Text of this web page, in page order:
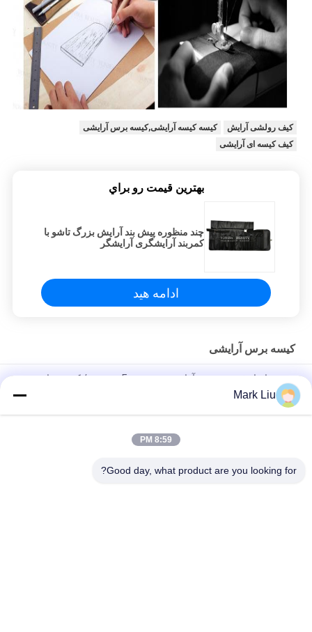
کیف رولشی آرایش
کیسه کیسه آرایشی,کیسه برس آرایشی
کیف کیسه ای آرایشی
بهترين قيمت رو براي
چند منظوره پیش بند آرایش بزرگ تاشو با
کمربند آرایشگری آرایشگر
ادامه هید
کیسه برس آرایشی
بهترین ابزار فروش برس آرایشی چرم Faux پیش بند / کمربند با وزن
سبک تسمه
کیف PU مداد Pouch Wide Stripe بسته شدن زیپ مسافرتی لوازم
Mark Liu
8:59 PM
Good day, what product are you looking for?